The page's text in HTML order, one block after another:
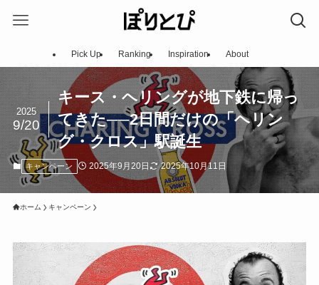
Pick Up Ranking Inspiration About
キース・ヘリングが地下鉄に帰っ
てきた──2日間だけの「ヘリン
グ・クロス」駅誕生
2025
9/20
キャンペーン 2025年9月20日 2025年10月11日
ホーム キャンペーン